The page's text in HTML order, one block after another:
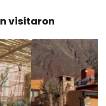
visitaron